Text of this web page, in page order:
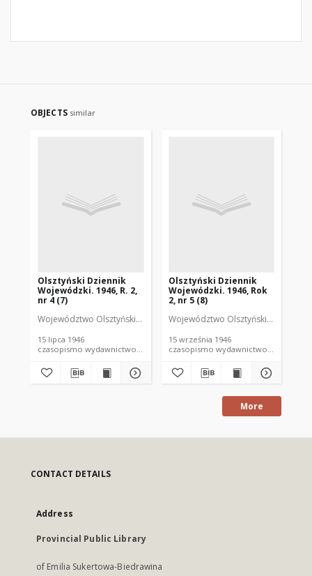
OBJECTS similar
Olsztyński Dziennik
Wojewódzki. 1946, R. 2,
nr 4 (7)
Województwo Olsztyńskie (Polska). Urząd Wojewódzki.
15 lipca 1946
czasopismo wydawnictwo urzędowe
Olsztyński Dziennik
Wojewódzki. 1946, Rok
2, nr 5 (8)
Województwo Olsztyńskie (Polska).
15 września 1946
czasopismo wydawnictwo urzędowe
More
CONTACT DETAILS
Address
Provincial Public Library
of Emilia Sukertowa-Biedrawina